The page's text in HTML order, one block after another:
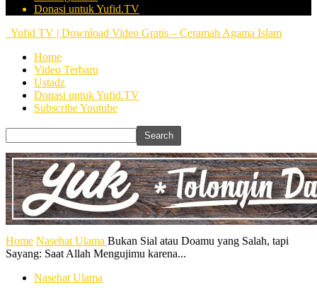
Donasi untuk Yufid.TV
Yufid TV | Download Video Gratis – Ceramah Agama Islam
Home
Video Terbaru
Ustadz
Donasi untuk Yufid.TV
Subscribe Youtube
Home Nasehat Ulama Bukan Sial atau Doamu yang Salah, tapi
Sayang: Saat Allah Mengujimu karena...
Nasehat Ulama